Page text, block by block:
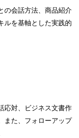
の会話方法、商品紹介
ルを基軸とした実践的
応対、ビジネス文書作
また、フォローアップ